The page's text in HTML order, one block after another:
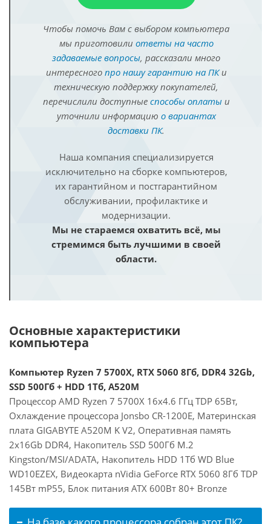
Чтобы помочь Вам с выбором компьютера
мы приготовили ответы на часто
задаваемые вопросы, рассказали много
интересного про нашу гарантию на ПКи
техническую поддержку покупателей,
перечислили доступные способы оплатыи
уточнили информацию о вариантах
доставки ПК.
Наша компания специализируется
исключительно на сборке компьютеров,
их гарантийном и постгарантийном
обслуживании, профилактике и
модернизации.
Мы не стараемся охватить всё, мы
стремимся быть лучшими в своей
области.
Основные характеристики
компьютера
Компьютер Ryzen 7 5700X, RTX 5060 8Гб, DDR4 32Gb,
SSD 500Гб + HDD 1Тб, A520M
Процессор AMD Ryzen 7 5700X 16x4.6 ГГц TDP 65Вт,
Охлаждение процессора Jonsbo CR-1200E, Материнская
плата GIGABYTE A520M K V2, Оперативная память
2x16Gb DDR4, Накопитель SSD 500Гб M.2
Kingston/MSI/ADATA, Накопитель HDD 1Тб WD Blue
WD10EZEX, Видеокарта nVidia GeForce RTX 5060 8Гб TDP
145Вт mP55, Блок питания ATX 600Вт 80+ Bronze